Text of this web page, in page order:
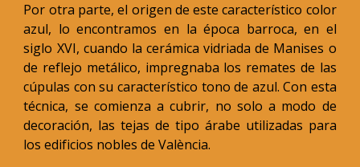
Por otra parte, el origen de este característico color
azul, lo encontramos en la época barroca, en el
siglo XVI, cuando la cerámica vidriada de Manises o
de reflejo metálico, impregnaba los remates de las
cúpulas con su característico tono de azul. Con esta
técnica, se comienza a cubrir, no solo a modo de
decoración, las tejas de tipo árabe utilizadas para
los edificios nobles de València.